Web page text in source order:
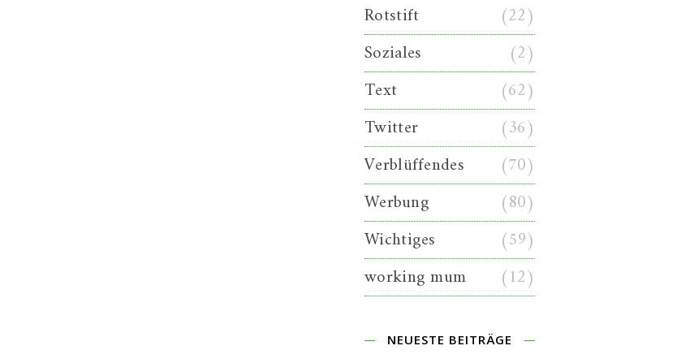
Rotstift
(22)
Soziales
(2)
Text
(62)
Twitter
(36)
Verblüffendes
(70)
Werbung
(80)
Wichtiges
(59)
working mum
(12)
NEUESTE BEITRÄGE